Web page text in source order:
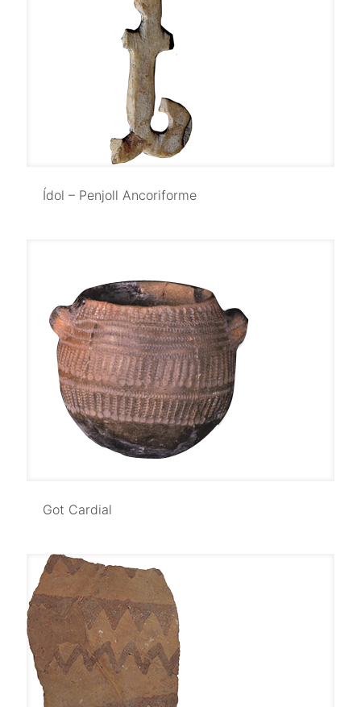
Ídol – Penjoll Ancoriforme
Ídol – Penjoll Ancoriforme
Got Cardial